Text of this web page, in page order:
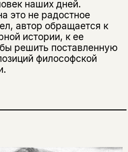
наших дней.
это не радостное
автор обращается к
истории, к ее
решить поставленную
философской